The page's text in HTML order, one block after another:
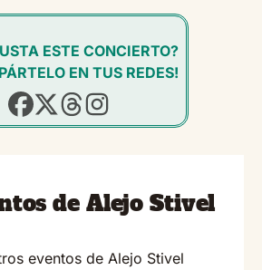
ESTE CONCIERTO?
EN TUS REDES!
de Alejo Stivel
eventos de Alejo Stivel